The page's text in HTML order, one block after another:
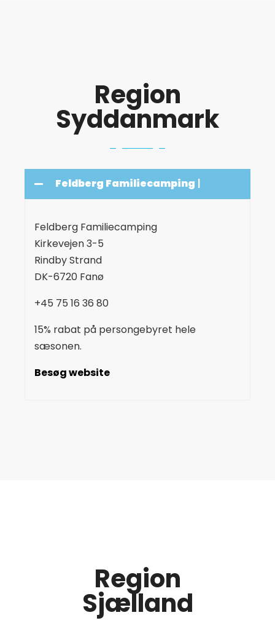
Region
Syddanmark
Feldberg Familiecamping |
Feldberg Familiecamping
Kirkevejen 3-5
Rindby Strand
DK-6720 Fanø
+45 75 16 36 80
15% rabat på persongebyret hele
sæsonen.
Besøg website
Region
Sjælland